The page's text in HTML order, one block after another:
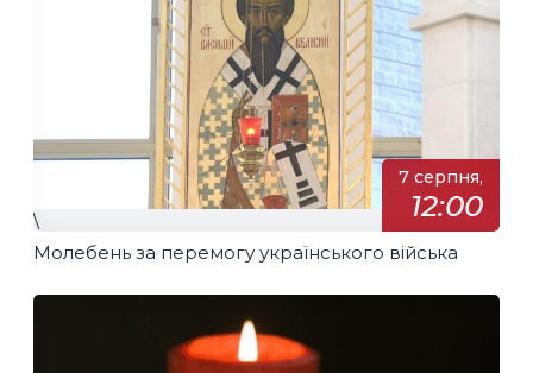
7 серпня,
12:00
\
Молебень за перемогу українського війська